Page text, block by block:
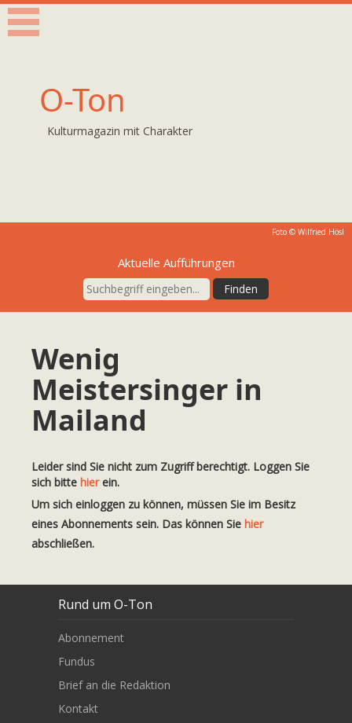
O-Ton
Kulturmagazin mit Charakter
Foto © Wilfried Hösl
Aktuelle Aufführungen
Wenig
Meistersinger in
Mailand
Leider sind Sie nicht zum Zugriff berechtigt. Loggen Sie
sich bitte hierein.
Um sich einloggen zu können, müssen Sie im Besitz
eines Abonnements sein. Das können Sie hier
abschließen.
Rund um O-Ton
Abonnement
Fundus
Brief an die Redaktion
Kontakt